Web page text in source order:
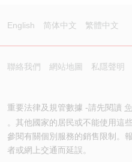
English 简体中文 繁體中文
聯絡我們 網站地圖 私隱聲明
重要法律及規管數據 -請先閱讀
。其他國家的居民或不能使用這
參閱有關個別服務的銷售限制。
者或網上交通而延誤。